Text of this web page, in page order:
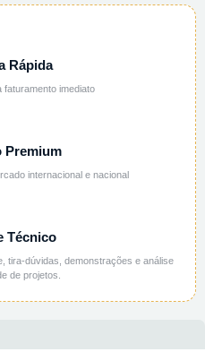
Rápida
faturamento imediato
Premium
internacional e nacional
Técnico
tira-dúvidas, demonstrações e análise
de projetos.